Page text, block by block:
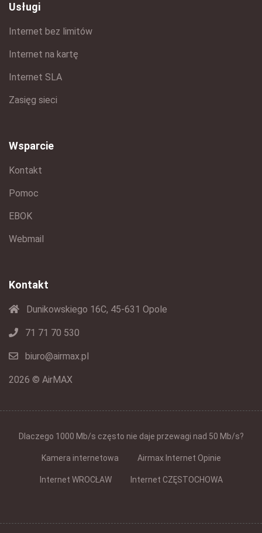
Usługi
Internet bez limitów
Internet na kartę
Internet SLA
Zasięg sieci
Wsparcie
Kontakt
Pomoc
EBOK
Webmail
Kontakt
Dunikowskiego 16C, 45-631 Opole
71 71 70 530
biuro@airmax.pl
2026 © AirMAX
Dlaczego 1000 Mb/s często nie daje przewagi nad 50 Mb/s?
Kamera internetowa Airmax Internet Opinie
Internet WROCŁAW Internet CZĘSTOCHOWA